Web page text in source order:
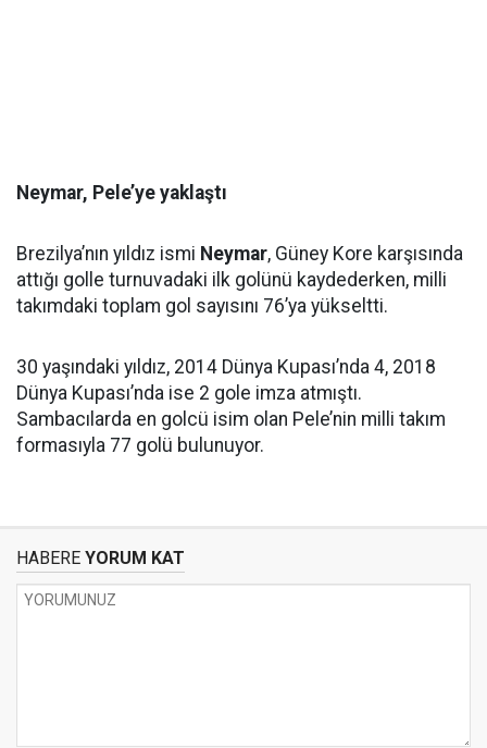
Neymar, Pele’ye yaklaştı
Brezilya’nın yıldız ismi Neymar, Güney Kore karşısında
attığı golle turnuvadaki ilk golünü kaydederken, milli
takımdaki toplam gol sayısını 76’ya yükseltti.
30 yaşındaki yıldız, 2014 Dünya Kupası’nda 4, 2018
Dünya Kupası’nda ise 2 gole imza atmıştı.
Sambacılarda en golcü isim olan Pele’nin milli takım
formasıyla 77 golü bulunuyor.
HABERE YORUM KAT